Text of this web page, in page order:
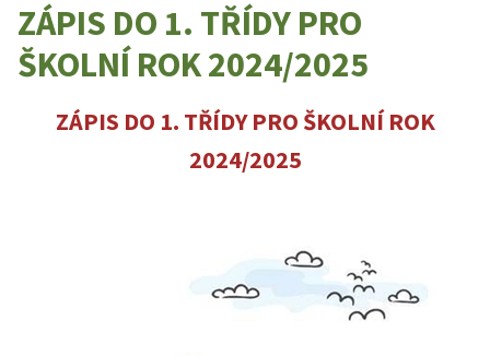
ZÁPIS DO 1. TŘÍDY PRO
ŠKOLNÍ ROK 2024/2025
ZÁPIS DO 1. TŘÍDY PRO ŠKOLNÍ ROK
2024/2025